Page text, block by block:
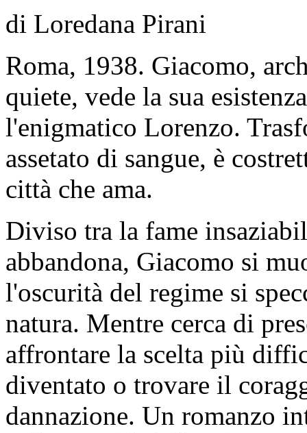
di Loredana Pirani
Roma, 1938. Giacomo,
quiete, vede la sua
l'enigmatico Lorenzo.
assetato di sangue, è
città che ama.
Diviso tra la fame
abbandona, Giacomo si
l'oscurità del regime si
natura. Mentre cerca di
affrontare la scelta più
diventato o trovare il
dannazione. Un romanzo